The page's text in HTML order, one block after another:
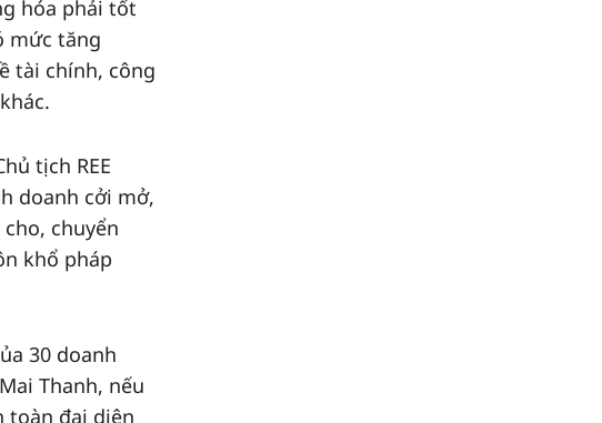
hóa phải tốt
mức tăng
tài chính, công
tịch REE
doanh cởi mở,
chuyển
khổ pháp
30 doanh
Thanh, nếu
toàn đại diện